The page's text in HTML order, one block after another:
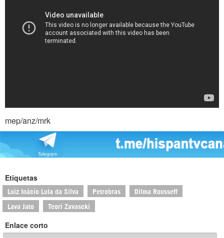
mep/anz/mrk
Etiquetas
Luiz Inácio Lula da Silva Petrobras Dilma Rousseff
Lava Jato Teori Zavascki
Enlace corto